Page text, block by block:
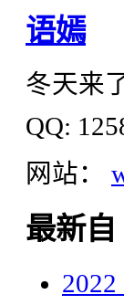
语嫣
冬天来
QQ:
网站：
最新自